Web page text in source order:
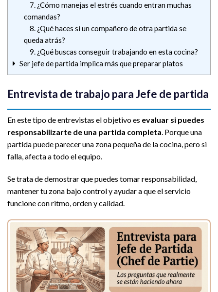
7. ¿Cómo manejas el estrés cuando entran muchas
comandas?
8. ¿Qué haces si un compañero de otra partida se
queda atrás?
9. ¿Qué buscas conseguir trabajando en esta cocina?
Ser jefe de partida implica más que preparar platos
Entrevista de trabajo para Jefe de partida
En este tipo de entrevistas el objetivo es evaluar si puedes
responsabilizarte de una partida completa. Porque una
partida puede parecer una zona pequeña de la cocina, pero si
falla, afecta a todo el equipo.
Se trata de demostrar que puedes tomar responsabilidad,
mantener tu zona bajo control y ayudar a que el servicio
funcione con ritmo, orden y calidad.